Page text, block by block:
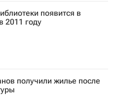
появится в
2011 году
получили жилье после